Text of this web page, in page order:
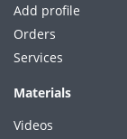
Add profile
Orders
Services
Materials
Videos